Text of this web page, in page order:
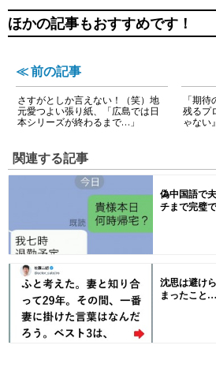
ほかの記事もおすすめです！
≪ 前の記事
さすがとしか言えない！（笑）地
元愛つよい張り紙、「広島では日
本シリーズが終わるまで…」
「期
残るプ
ゃない
関連する記事
偽中国語で
チまで完璧
沈思は避け
まったこと